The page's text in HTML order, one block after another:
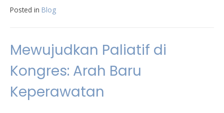
Posted in Blog
Mewujudkan Paliatif di
Kongres: Arah Baru
Keperawatan